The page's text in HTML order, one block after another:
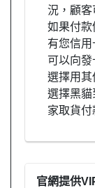
況，顧客
如果付款
有您信
可以向發
選擇用其
選擇黑貓
家取貨付
官網提供